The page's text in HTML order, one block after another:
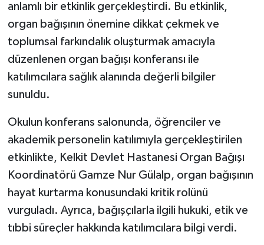
anlamlı bir etkinlik gerçekleştirdi. Bu etkinlik,
organ bağışının önemine dikkat çekmek ve
toplumsal farkındalık oluşturmak amacıyla
düzenlenen organ bağışı konferansı ile
katılımcılara sağlık alanında değerli bilgiler
sunuldu.
Okulun konferans salonunda, öğrenciler ve
akademik personelin katılımıyla gerçekleştirilen
etkinlikte, Kelkit Devlet Hastanesi Organ Bağışı
Koordinatörü Gamze Nur Gülalp, organ bağışının
hayat kurtarma konusundaki kritik rolünü
vurguladı. Ayrıca, bağışçılarla ilgili hukuki, etik ve
tıbbi süreçler hakkında katılımcılara bilgi verdi.